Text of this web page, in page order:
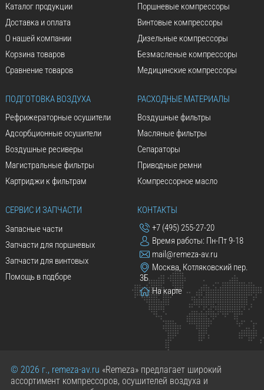
Каталог продукции
Доставка и оплата
О нашей компании
Корзина товаров
Сравнение товаров
Поршневые компрессоры
Винтовые компрессоры
Дизельные компрессоры
Безмасленые компрессоры
Медицинские компрессоры
ПОДГОТОВКА ВОЗДУХА
Рефрижераторные осушители
Адсорбционные осушители
Воздушные ресиверы
Магистральные фильтры
Картриджи к фильтрам
РАСХОДНЫЕ МАТЕРИАЛЫ
Воздушные фильтры
Масляные фильтры
Сепараторы
Приводные ремни
Компрессорное масло
СЕРВИС И ЗАПЧАСТИ
Запасные части
Запчасти для поршневых
Запчасти для винтовых
Помощь в подборе
КОНТАКТЫ
+7 (495) 255-27-20
Время работы: Пн-Пт 9-18
mail@remeza-av.ru
Москва, Котляковский пер.
3Б
На карте
© 2026 г., remeza-av.ru «Remeza» предлагает широкий
ассортимент компрессоров, осушителей воздуха и